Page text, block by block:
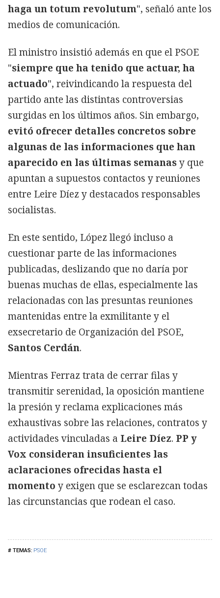
PSOE
haga un totum revolutum", señaló ante los
medios de comunicación.
El ministro insistió además en que el PSOE
"siempre que ha tenido que actuar, ha
actuado", reivindicando la respuesta del
partido ante las distintas controversias
surgidas en los últimos años. Sin embargo,
evitó ofrecer detalles concretos sobre
algunas de las informaciones que han
aparecido en las últimas semanasy que
apuntan a supuestos contactos y reuniones
entre Leire Díez y destacados responsables
socialistas.
En este sentido, López llegó incluso a
cuestionar parte de las informaciones
publicadas, deslizando que no daría por
buenas muchas de ellas, especialmente las
relacionadas con las presuntas reuniones
mantenidas entre la exmilitante y el
exsecretario de Organización del PSOE,
Santos Cerdán.
Mientras Ferraz trata de cerrar filas y
transmitir serenidad, la oposición mantiene
la presión y reclama explicaciones más
exhaustivas sobre las relaciones, contratos y
actividades vinculadas a Leire Díez. PP y
Vox consideran insuficientes las
aclaraciones ofrecidas hasta el
momento y exigen que se esclarezcan todas
las circunstancias que rodean el caso.